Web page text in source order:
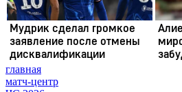
главная
матч-центр